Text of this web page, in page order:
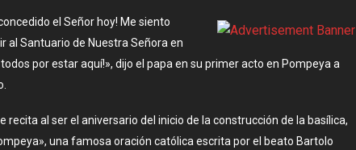
el Señor hoy! Me siento
al Santuario de Nuestra Señora en
por estar aquí!», dijo el papa en su primer acto en Pompeya a
recita al ser el aniversario del inicio de la construcción de la basílica,
una famosa oración católica escrita por el beato Bartolo